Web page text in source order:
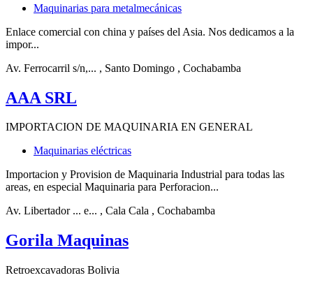
Maquinarias para metalmecánicas
Enlace comercial con china y países del Asia. Nos dedicamos a la
impor...
Av. Ferrocarril s/n,... , Santo Domingo , Cochabamba
AAA SRL
IMPORTACION DE MAQUINARIA EN GENERAL
Maquinarias eléctricas
Importacion y Provision de Maquinaria Industrial para todas las
areas, en especial Maquinaria para Perforacion...
Av. Libertador ... e... , Cala Cala , Cochabamba
Gorila Maquinas
Retroexcavadoras Bolivia